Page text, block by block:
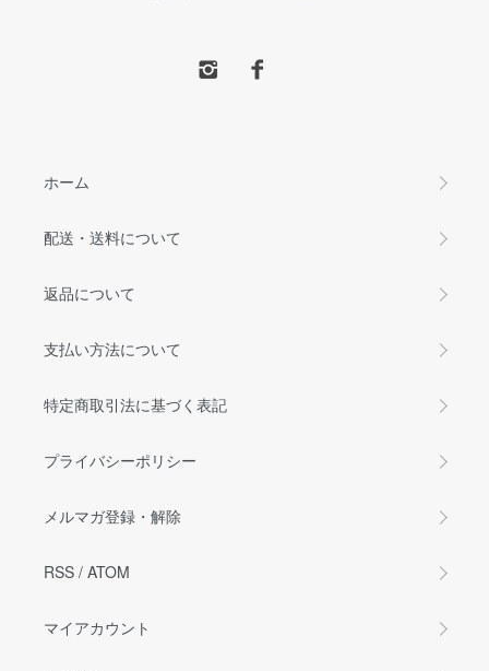
ホーム
配送・送料について
返品について
支払い方法について
特定商取引法に基づく表記
プライバシーポリシー
メルマガ登録・解除
RSS / ATOM
マイアカウント